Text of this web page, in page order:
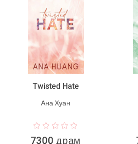
Twisted Hate
Ана Хуан
7300 драм